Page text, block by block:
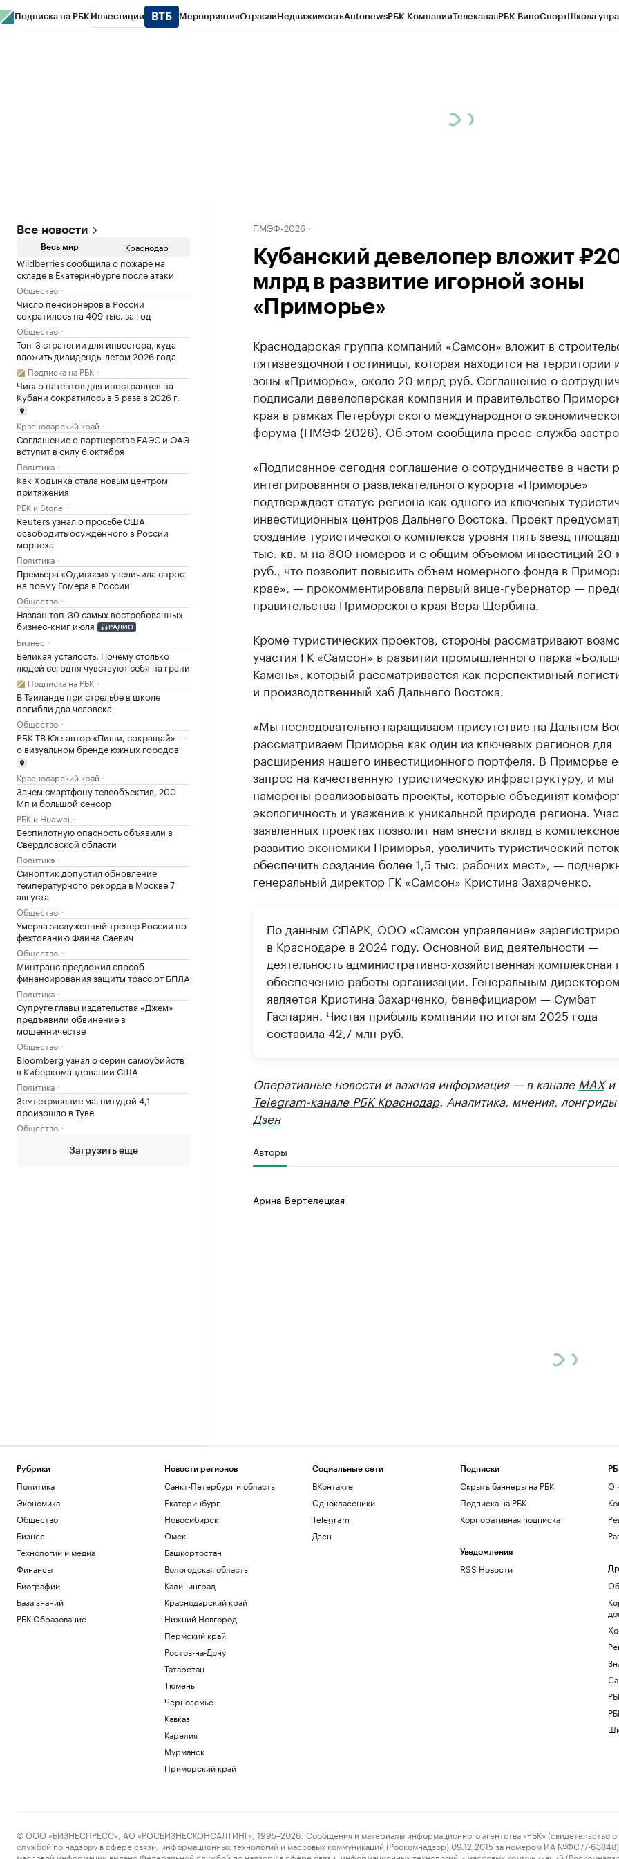
Подписка на РБК Инвестиции МероприятияОтраслиНедвижимостьAutonewsРБК КомпанииТелеканалРБК ВиноСпортШкола
Все новости
Весь мир Краснодар
Wildberries сообщила о пожаре на
складе в Екатеринбурге после атаки
Общество
Число пенсионеров в России
сократилось на 409 тыс. за год
Общество
Топ-3 стратегии для инвестора, куда
вложить дивиденды летом 2026 года
Подписка на РБК
Число патентов для иностранцев на
Кубани сократилось в 5 раза в 2026 г.
Краснодарский край
Соглашение о партнерстве ЕАЭС и ОАЭ
вступит в силу 6 октября
Политика
Как Ходынка стала новым центром
притяжения
РБК и Stone
Reuters узнал о просьбе США
освободить осужденного в России
морпеха
Политика
Премьера «Одиссеи» увеличила спрос
на поэму Гомера в России
Общество
Назван топ-30 самых востребованных
бизнес-книг июля
РАДИО
Бизнес
Великая усталость. Почему столько
людей сегодня чувствуют себя на грани
Подписка на РБК
В Таиланде при стрельбе в школе
погибли два человека
Общество
РБК ТВ Юг: автор «Пиши, сокращай» —
о визуальном бренде южных городов
Краснодарский край
Зачем смартфону телеобъектив, 200
Мп и большой сенсор
РБК и Huawei
Беспилотную опасность объявили в
Свердловской области
Политика
Синоптик допустил обновление
температурного рекорда в Москве 7
августа
Общество
Умерла заслуженный тренер России по
фехтованию Фаина Саевич
Общество
Минтранс предложил способ
финансирования защиты трасс от БПЛА
Политика
Супруге главы издательства «Джем»
предъявили обвинение в
мошенничестве
Общество
Bloomberg узнал о серии самоубийств
в Киберкомандовании США
Политика
Землетрясение магнитудой 4,1
произошло в Туве
Общество
Загрузить еще
ПМЭФ-2026
Кубанский девелопер вложит
млрд в развитие игорной зоны
«Приморье»
Краснодарская группа компаний «Самсон» вложит в
пятизвездочной гостиницы, которая находится на территории
зоны «Приморье», около 20 млрд руб. Соглашение о
подписали девелоперская компания и правительство
края в рамках Петербургского международного
форума (ПМЭФ-2026). Об этом сообщила пресс-служба
«Подписанное сегодня соглашение о сотрудничестве в части
интегрированного развлекательного курорта «Приморье»
подтверждает статус региона как одного из ключевых
инвестиционных центров Дальнего Востока. Проект
создание туристического комплекса уровня пять звезд
тыс. кв. м на 800 номеров и с общим объемом инвестиций 20
руб., что позволит повысить объем номерного фонда в
крае», — прокомментировала первый вице-губернатор —
правительства Приморского края Вера Щербина.
Кроме туристических проектов, стороны рассматривают
участия ГК «Самсон» в развитии промышленного парка
Камень», который рассматривается как перспективный
и производственный хаб Дальнего Востока.
«Мы последовательно наращиваем присутствие на Дальнем
рассматриваем Приморье как один из ключевых регионов для
расширения нашего инвестиционного портфеля. В Приморье
запрос на качественную туристическую инфраструктуру, и мы
намерены реализовывать проекты, которые объединят
экологичность и уважение к уникальной природе региона.
заявленных проектах позволит нам внести вклад в комплексное
развитие экономики Приморья, увеличить туристический
обеспечить создание более 1,5 тыс. рабочих мест», —
генеральный директор ГК «Самсон» Кристина Захарченко.
По данным СПАРК, ООО «Самсон управление»
в Краснодаре в 2024 году. Основной вид деятельности —
деятельность административно-хозяйственная комплексная
обеспечению работы организации. Генеральным директором
является Кристина Захарченко, бенефициаром — Сумбат
Гаспарян. Чистая прибыль компании по итогам 2025 года
составила 42,7 млн руб.
Оперативные новости и важная информация — в канале MAXи
Telegram-канале РБК Краснодар. Аналитика, мнения,
Дзен
Авторы
Арина Вертелецкая
Рубрики
Политика
Экономика
Общество
Бизнес
Технологии и медиа
Финансы
Биографии
База знаний
РБК Образование
Новости регионов
Санкт-Петербург и область
Екатеринбург
Новосибирск
Омск
Башкортостан
Вологодская область
Калининград
Краснодарский край
Нижний Новгород
Пермский край
Ростов-на-Дону
Татарстан
Тюмень
Черноземье
Кавказ
Карелия
Мурманск
Приморский край
Социальные сети
ВКонтакте
Одноклассники
Telegram
Дзен
Подписки
Скрыть баннеры на РБК
Подписка на РБК
Корпоративная подписка
Уведомления
RSS Новости
О
© ООО «БИЗНЕСПРЕСС», АО «РОСБИЗНЕСКОНСАЛТИНГ», 1995–2026. Сообщения и материалы информационного агентства «РБК» (свидетельство о
службой по надзору в сфере связи, информационных технологий и массовых коммуникаций (Роскомнадзор) 09.12.2015 за номером ИА №ФС77-63848)